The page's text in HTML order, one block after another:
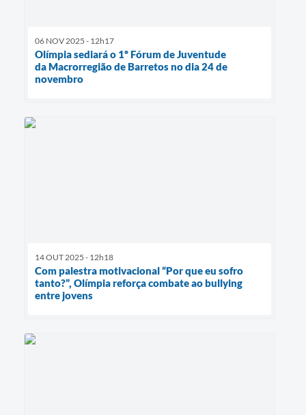
06 NOV 2025 - 12h17
Olímpia sediará o 1º Fórum de Juventude
da Macrorregião de Barretos no dia 24 de
novembro
14 OUT 2025 - 12h18
Com palestra motivacional “Por que eu sofro
tanto?”, Olímpia reforça combate ao bullying
entre jovens